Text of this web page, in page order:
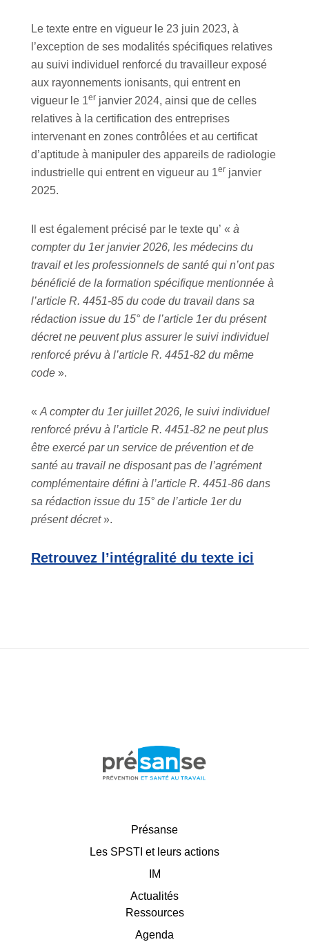
Le texte entre en vigueur le 23 juin 2023, à
l’exception de ses modalités spécifiques relatives
au suivi individuel renforcé du travailleur exposé
aux rayonnements ionisants, qui entrent en
vigueur le 1er janvier 2024, ainsi que de celles
relatives à la certification des entreprises
intervenant en zones contrôlées et au certificat
d’aptitude à manipuler des appareils de radiologie
industrielle qui entrent en vigueur au 1er janvier
2025.
Il est également précisé par le texte qu’ « à
compter du 1er janvier 2026, les médecins du
travail et les professionnels de santé qui n’ont pas
bénéficié de la formation spécifique mentionnée à
l’article R. 4451-85 du code du travail dans sa
rédaction issue du 15° de l’article 1er du présent
décret ne peuvent plus assurer le suivi individuel
renforcé prévu à l’article R. 4451-82 du même
code».
« A compter du 1er juillet 2026, le suivi individuel
renforcé prévu à l’article R. 4451-82 ne peut plus
être exercé par un service de prévention et de
santé au travail ne disposant pas de l’agrément
complémentaire défini à l’article R. 4451-86 dans
sa rédaction issue du 15° de l’article 1er du
présent décret».
Retrouvez l’intégralité du texte ici
Présanse
Les SPSTI et leurs actions
IM
Actualités
Ressources
Agenda